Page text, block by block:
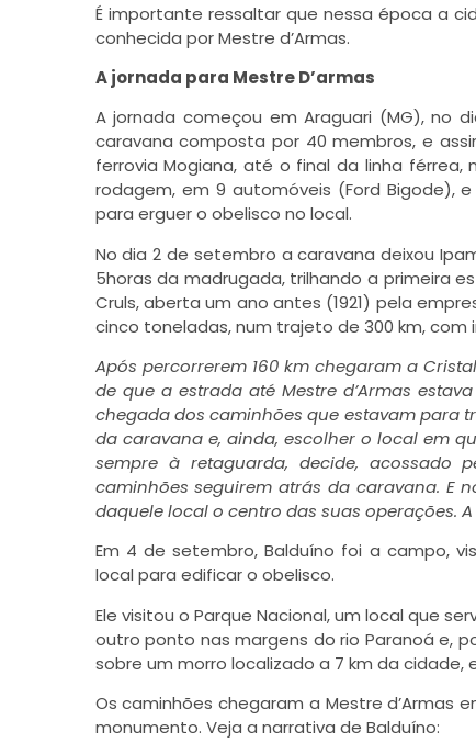
É importante ressaltar que nessa época a
conhecida por Mestre d’Armas.
A jornada para Mestre D’armas
A jornada começou em Araguari (MG), no
caravana composta por 40 membros, e
ferrovia Mogiana, até o final da linha
rodagem, em 9 automóveis (Ford Bigode),
para erguer o obelisco no local.
No dia 2 de setembro a caravana deixou
5horas da madrugada, trilhando a primeira
Cruls, aberta um ano antes (1921) pela
cinco toneladas, num trajeto de 300 km,
Após percorrerem 160 km chegaram a
de que a estrada até Mestre d’Armas
chegada dos caminhões que estavam para
da caravana e, ainda, escolher o local em
sempre à retaguarda, decide, acossado
caminhões seguirem atrás da caravana. E
daquele local o centro das suas operações.
Em 4 de setembro, Balduíno foi a campo,
local para edificar o obelisco.
Ele visitou o Parque Nacional, um local que
outro ponto nas margens do rio Paranoá e,
sobre um morro localizado a 7 km da cidade,
Os caminhões chegaram a Mestre
monumento. Veja a narrativa de Balduíno: